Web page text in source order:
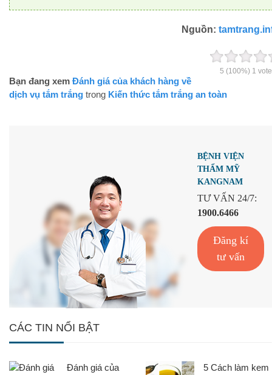
Nguồn:
5 (100%) 1 vote
Bạn đang xem Đánh giá của khách hàng về
dịch vụ tắm trắng trong Kiến thức tắm trắng an toàn
BỆNH VIỆN
THẨM MỸ
KANGNAM
TƯ VẤN 24/7:
1900.6466
Đăng kí
tư vấn
CÁC TIN NỔI BẬT
Đánh giá của
5 Cách làm kem